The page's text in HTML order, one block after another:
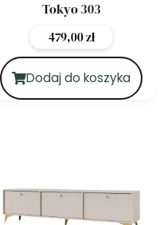
Tokyo 303
479,00zł
Dodaj do koszyka